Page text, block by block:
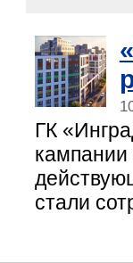
ГК
стали